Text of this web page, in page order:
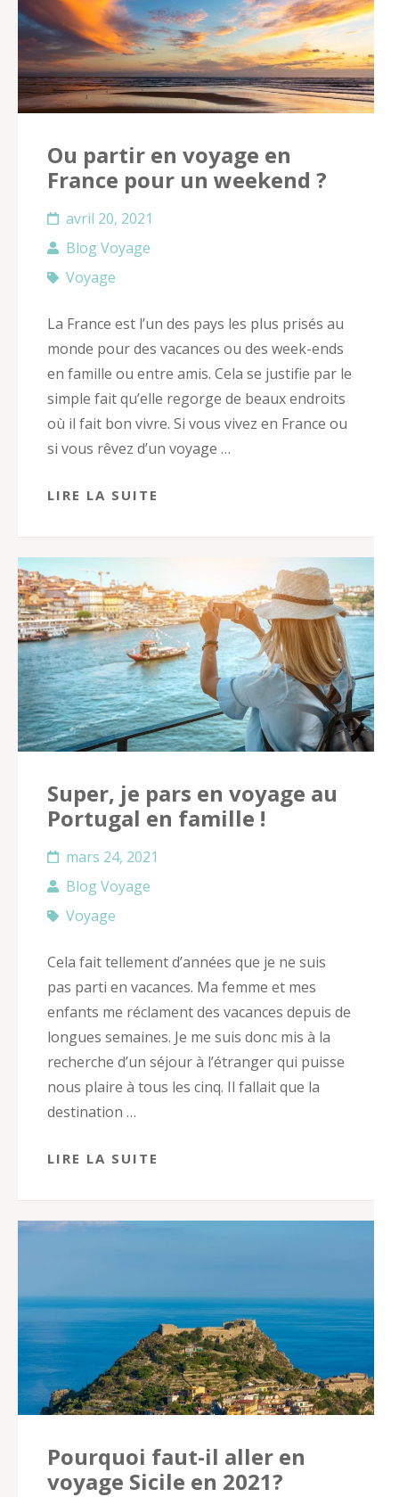
Ou partir en voyage en
France pour un weekend ?
avril 20, 2021
Blog Voyage
Voyage
La France est l’un des pays les plus prisés au
monde pour des vacances ou des week-ends
en famille ou entre amis. Cela se justifie par le
simple fait qu’elle regorge de beaux endroits
où il fait bon vivre. Si vous vivez en France ou
si vous rêvez d’un voyage …
LIRE LA SUITE
Super, je pars en voyage au
Portugal en famille !
mars 24, 2021
Blog Voyage
Voyage
Cela fait tellement d’années que je ne suis
pas parti en vacances. Ma femme et mes
enfants me réclament des vacances depuis de
longues semaines. Je me suis donc mis à la
recherche d’un séjour à l’étranger qui puisse
nous plaire à tous les cinq. Il fallait que la
destination …
LIRE LA SUITE
Pourquoi faut-il aller en
voyage Sicile en 2021?